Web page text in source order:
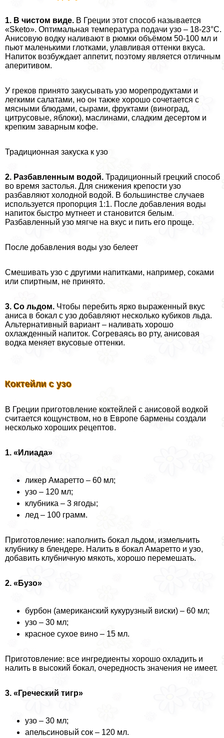
1. В чистом виде. В Греции этот способ называется
«Sketo». Оптимальная температура подачи узо – 18-23°C.
Анисовую водку наливают в рюмки объёмом 50-100 мл и
пьют маленькими глотками, улавливая оттенки вкуса.
Напиток возбуждает аппетит, поэтому является отличным
аперитивом.
У греков принято закусывать узо морепродуктами и
легкими салатами, но он также хорошо сочетается с
мясными блюдами, сырами, фруктами (виноград,
цитрусовые, яблоки), маслинами, сладким десертом и
крепким заварным кофе.
Традиционная закуска к узо
2. Разбавленным водой. Традиционный грецкий способ
во время застолья. Для снижения крепости узо
разбавляют холодной водой. В большинстве случаев
используется пропорция 1:1. После добавления воды
напиток быстро мутнеет и становится белым.
Разбавленный узо мягче на вкус и пить его проще.
После добавления воды узо белеет
Смешивать узо с другими напитками, например, соками
или спиртным, не принято.
3. Со льдом. Чтобы перебить ярко выраженный вкус
аниса в бокал с узо добавляют несколько кубиков льда.
Альтернативный вариант – наливать хорошо
охлажденный напиток. Согреваясь во рту, анисовая
водка меняет вкусовые оттенки.
Коктейли с узо
В Греции приготовление коктейлей с анисовой водкой
считается кощунством, но в Европе бармены создали
несколько хороших рецептов.
1. «Илиада»
ликер Амаретто – 60 мл;
узо – 120 мл;
клубника – 3 ягоды;
лед – 100 грамм.
Приготовление: наполнить бокал льдом, измельчить
клубнику в блендере. Налить в бокал Амаретто и узо,
добавить клубничную мякоть, хорошо перемешать.
2. «Бузо»
бурбон (американский кукурузный виски) – 60 мл;
узо – 30 мл;
красное сухое вино – 15 мл.
Приготовление: все ингредиенты хорошо охладить и
налить в высокий бокал, очередность значения не имеет.
3. «Греческий тигр»
узо – 30 мл;
апельсиновый сок – 120 мл.